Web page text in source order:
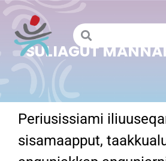
SULIAGUT
Periusissiami
sisamaapput,